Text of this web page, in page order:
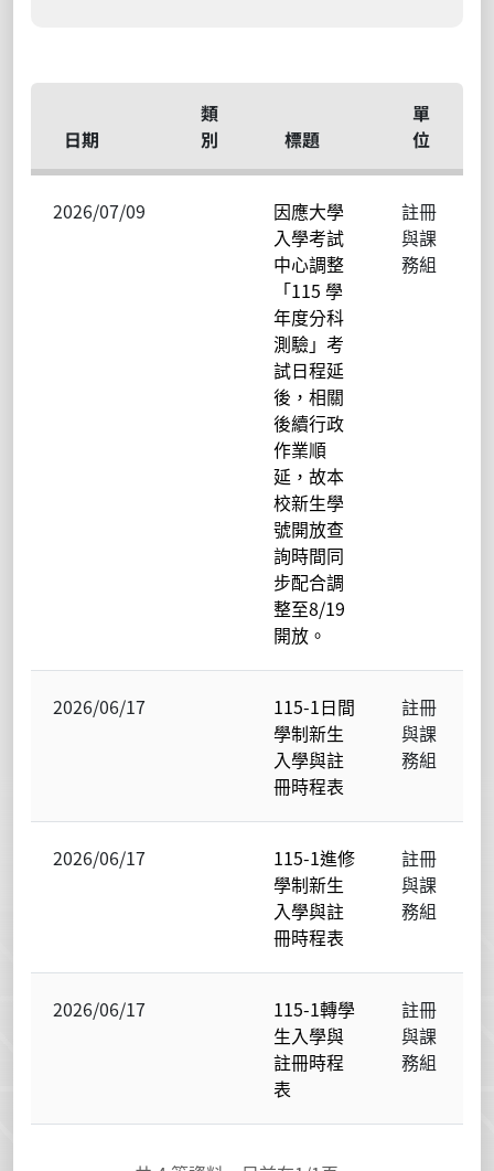
日期
類
別
標題
單
位
2026/07/09
因應大學
入學考試
中心調整
「115 學
年度分科
測驗」考
試日程延
後，相關
後續行政
作業順
延，故本
校新生學
號開放查
詢時間同
步配合調
整至8/19
開放。
註冊
與課
務組
2026/06/17
115-1日間
學制新生
入學與註
冊時程表
註冊
與課
務組
2026/06/17
115-1進修
學制新生
入學與註
冊時程表
註冊
與課
務組
2026/06/17
115-1轉學
生入學與
註冊時程
表
註冊
與課
務組